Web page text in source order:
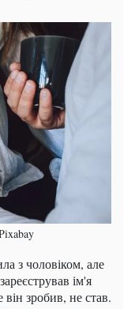
з чоловіком, але
ім'я
зробив, не став.